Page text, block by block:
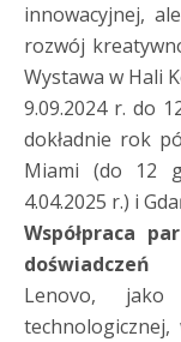
innowacyjnej,
rozwój
Wystawa w Hali
9.09.2024 r. do
dokładnie rok
Miami (do 12
4.04.2025 r.) i
Współpraca
doświadczeń
Lenovo,